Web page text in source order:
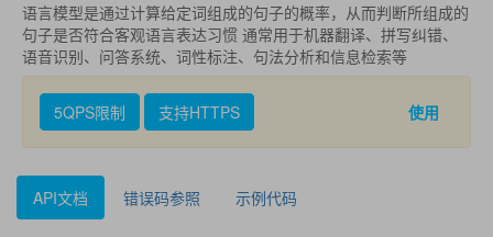
语言模型是通过计算给定词组成的句子的概率，从而判断所组成的
句子是否符合客观语言表达习惯 通常用于机器翻译、拼写纠错、
语音识别、问答系统、词性标注、句法分析和信息检索等
5QPS限制 支持HTTPS 使用
API文档 错误码参照 示例代码